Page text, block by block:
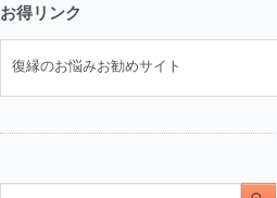
お得リンク
復縁のお悩みお勧めサイト